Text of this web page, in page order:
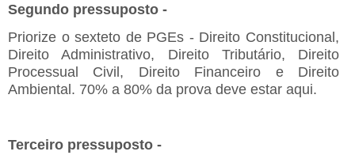
Segundo pressuposto -
Priorize o sexteto de PGEs - Direito Constitucional,
Direito Administrativo, Direito Tributário, Direito
Processual Civil, Direito Financeiro e Direito
Ambiental. 70% a 80% da prova deve estar aqui.
Terceiro pressuposto -